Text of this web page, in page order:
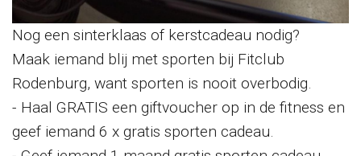
Nog een sinterklaas of kerstcadeau nodig?
Maak iemand blij met sporten bij Fitclub
Rodenburg, want sporten is nooit overbodig.
- Haal GRATIS een giftvoucher op in de fitness en
geef iemand 6 x gratis sporten cadeau.